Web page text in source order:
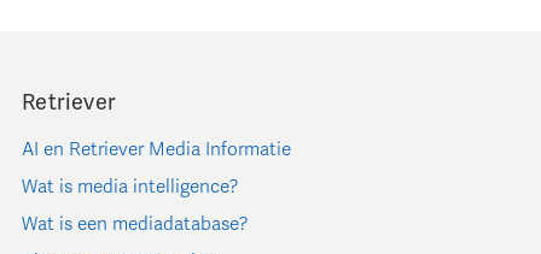
Retriever
AI en Retriever Media Informatie
Wat is media intelligence?
Wat is een mediadatabase?